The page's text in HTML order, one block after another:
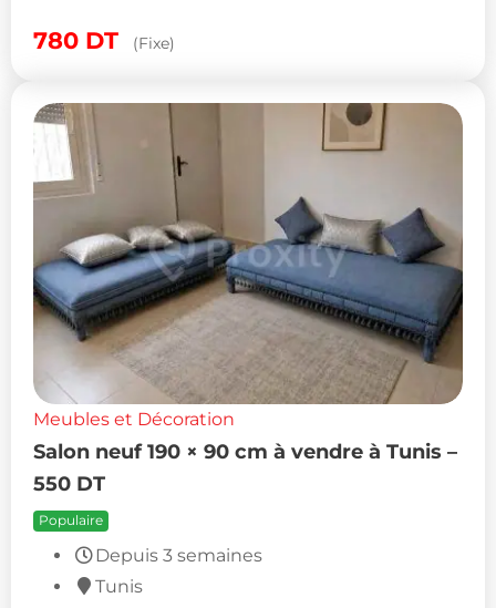
780 DT (Fixe)
Meubles et Décoration
Salon neuf 190 × 90 cm à vendre à Tunis –
550 DT
Populaire
Depuis 3 semaines
Tunis